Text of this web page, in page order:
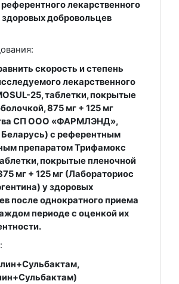
лекарственного
здоровых добровольцев
скорость и степень
лекарственного
25, таблетки, покрытые
875 мг + 125 мг
СП ООО «ФАРМЛЭНД»,
с референтным
препаратом Трифамокс
покрытые пленочной
мг + 125 мг (Лабораториос
у здоровых
после однократного приема
периоде с оценкой их